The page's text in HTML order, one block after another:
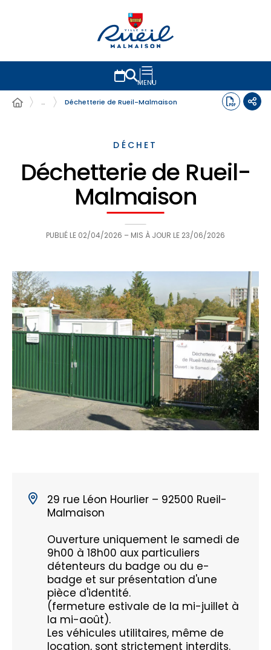
MENU
…
Déchetterie de Rueil-Malmaison
DÉCHET
Déchetterie de Rueil-
Malmaison
PUBLIÉ LE 02/04/2026 – MIS À JOUR LE 23/06/2026
29 rue Léon Hourlier – 92500 Rueil-
Malmaison
Ouverture uniquement le samedi de
9h00 à 18h00 aux particuliers
détenteurs du badge ou du e-
badge et sur présentation d'une
pièce d'identité.
(fermeture estivale de la mi-juillet à
la mi-août).
Les véhicules utilitaires, même de
location, sont strictement interdits.